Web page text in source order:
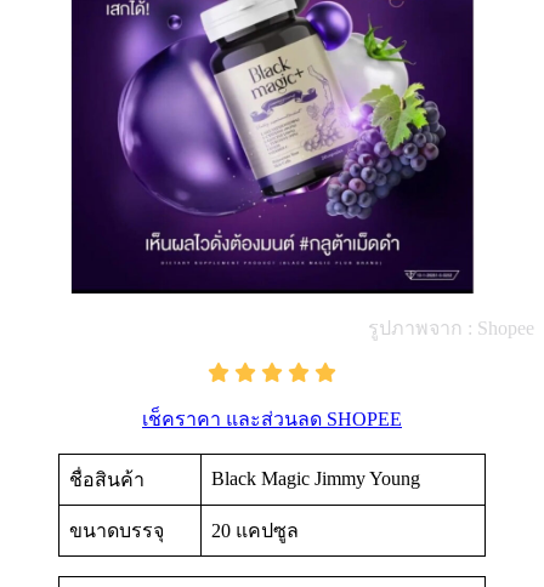
รูปภาพจาก : Shopee
เช็คราคา และส่วนลด SHOPEE
ชื่อสินค้า Black Magic Jimmy Young
ขนาดบรรจุ 20 แคปซูล